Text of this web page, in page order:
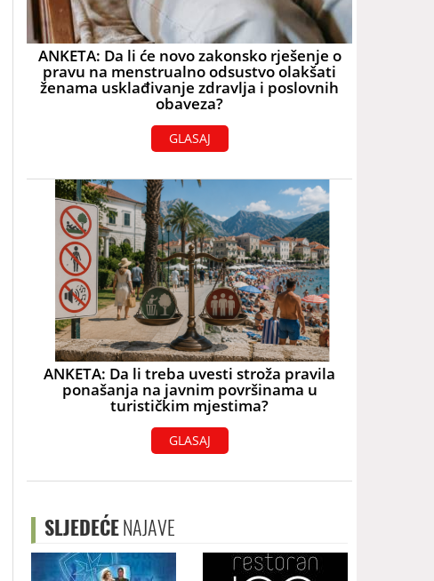
ANKETA: Da li će novo zakonsko rješenje o
pravu na menstrualno odsustvo olakšati
ženama usklađivanje zdravlja i poslovnih
obaveza?
GLASAJ
ANKETA: Da li treba uvesti stroža pravila
ponašanja na javnim površinama u
turističkim mjestima?
GLASAJ
SLJEDEĆENAJAVE